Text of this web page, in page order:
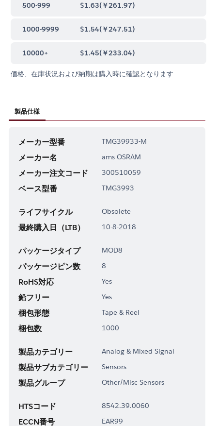
500-999 $1.63(￥261.97)
1000-9999 $1.54(￥247.51)
10000+ $1.45(￥233.04)
価格、在庫状況および納期は購入時に確認となります
製品仕様
メーカー型番 TMG39933-M
メーカー名 ams OSRAM
メーカー注文コード 300510059
ベース型番 TMG3993
ライフサイクル Obsolete
最終購入日（LTB） 10-8-2018
パッケージタイプ MOD8
パッケージピン数 8
RoHS対応 Yes
鉛フリー Yes
梱包形態 Tape & Reel
梱包数 1000
製品カテゴリー Analog & Mixed Signal
製品サブカテゴリー Sensors
製品グループ Other/Misc Sensors
HTSコード 8542.39.0060
ECCN番号 EAR99